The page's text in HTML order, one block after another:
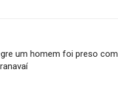
um homem foi preso